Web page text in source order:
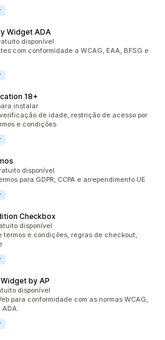
Widget ADA
disponível
com conformidade a WCAG, EAA, BFSG e
18+
instalar
de idade, restrição de acesso por
e condições
disponível
para GDPR, CCPA e arrependimento UE
Checkbox
disponível
termos e condições, regras de checkout,
by AP
disponível
para conformidade com as normas WCAG,
ADA.